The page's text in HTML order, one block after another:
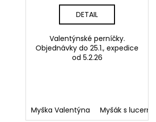
DETAIL
Valentýnské perníčky.
Objednávky do 25.1., expedice
od 5.2.26
Myška Valentýna Myšák s lucernou